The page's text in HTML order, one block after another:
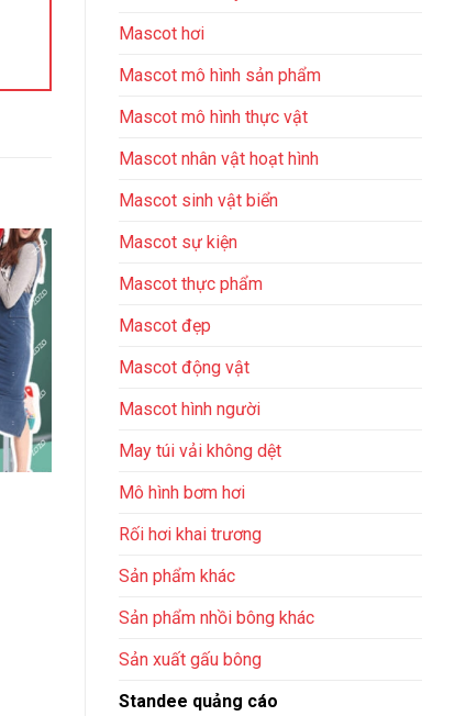
Mascot hơi
Mascot mô hình sản phẩm
Mascot mô hình thực vật
Mascot nhân vật hoạt hình
Mascot sinh vật biển
Mascot sự kiện
Mascot thực phẩm
Mascot đẹp
Mascot động vật
Mascot​ hình người
May túi vải không dệt
Mô hình bơm hơi
Rối hơi khai trương
Sản phẩm khác
Sản phẩm nhồi bông khác
Sản xuất gấu bông
Standee quảng cáo
STANDEE QUẢNG CÁO